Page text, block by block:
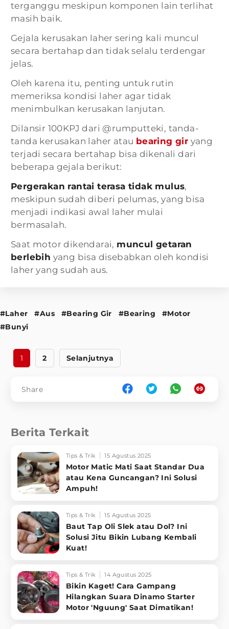
terganggu meskipun komponen lain terlihat
masih baik.
Gejala kerusakan laher sering kali muncul
secara bertahap dan tidak selalu terdengar
jelas.
Oleh karena itu, penting untuk rutin
memeriksa kondisi laher agar tidak
menimbulkan kerusakan lanjutan.
Dilansir 100KPJ dari @rumputteki, tanda-
tanda kerusakan laher atau bearing gir yang
terjadi secara bertahap bisa dikenali dari
beberapa gejala berikut:
Pergerakan rantai terasa tidak mulus,
meskipun sudah diberi pelumas, yang bisa
menjadi indikasi awal laher mulai
bermasalah.
Saat motor dikendarai, muncul getaran
berlebih yang bisa disebabkan oleh kondisi
laher yang sudah aus.
#Laher #Aus #Bearing Gir #Bearing
#Motor
#Bunyi
1 2 Selanjutnya
Share
Berita Terkait
Tips & Trik 15 Agustus 2025
Motor Matic Mati Saat Standar Dua
atau Kena Guncangan? Ini Solusi
Ampuh!
Tips & Trik 15 Agustus 2025
Baut Tap Oli Slek atau Dol? Ini
Solusi Jitu Bikin Lubang Kembali
Kuat!
Tips & Trik 14 Agustus 2025
Bikin Kaget! Cara Gampang
Hilangkan Suara Dinamo Starter
Motor 'Nguung' Saat Dimatikan!